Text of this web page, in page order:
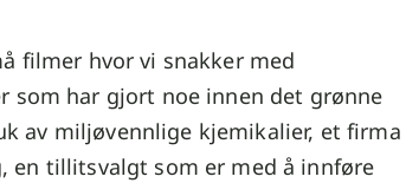
filmer hvor vi snakker med
som har gjort noe innen det grønne
av miljøvennlige kjemikalier, et firma
en tillitsvalgt som er med å innføre